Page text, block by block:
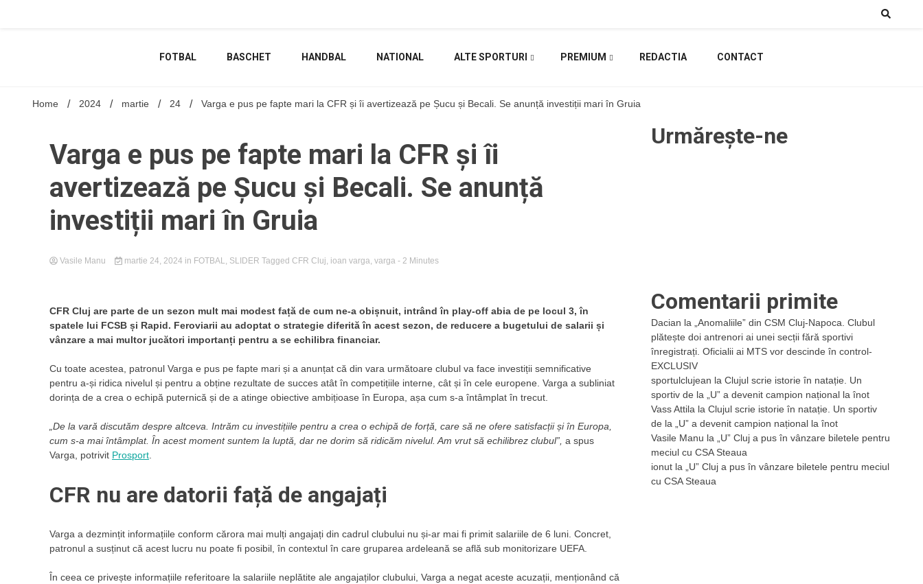
FOTBAL
BASCHET HANDBAL NATIONAL ALTE SPORTURI PREMIUM REDACTIA CONTACT
Home 2024 martie 24 Varga e pus pe fapte mari la CFR și îi avertizează pe Șucu și Becali. Se anunță investiții mari în Gruia
Varga e pus pe fapte mari la CFR și îi
avertizează pe Șucu și Becali. Se anunță
investiții mari în Gruia
Vasile Manu martie 24, 2024 in FOTBAL, SLIDER Tagged CFR Cluj, ioan varga, varga - 2 Minutes
CFR Cluj are parte de un sezon mult mai modest față de cum ne-a obișnuit, intrând în play-off abia de pe locul 3, în
spatele lui FCSB și Rapid. Feroviarii au adoptat o strategie diferită în acest sezon, de reducere a bugetului de salarii și
vânzare a mai multor jucători importanți pentru a se echilibra financiar.
Cu toate acestea, patronul Varga e pus pe fapte mari și a anunțat că din vara următoare clubul va face investiții semnificative
pentru a-și ridica nivelul și pentru a obține rezultate de succes atât în competițiile interne, cât și în cele europene. Varga a subliniat
dorința de a crea o echipă puternică și de a atinge obiective ambițioase în Europa, așa cum s-a întâmplat în trecut.
„De la vară discutăm despre altceva. Intrăm cu investițiile pentru a crea o echipă de forță, care să ne ofere satisfacții și în Europa,
cum s-a mai întâmplat. În acest moment suntem la luptă, dar ne dorim să ridicăm nivelul. Am vrut să echilibrez clubul”, a spus
Varga, potrivit Prosport
CFR nu are datorii față de angajați
Varga a dezmințit informațiile conform cărora mai mulți angajați din cadrul clubului nu și-ar mai fi primit salariile de 6 luni. Concret,
patronul a susținut că acest lucru nu poate fi posibil, în contextul în care gruparea ardeleană se află sub monitorizare UEFA.
În ceea ce privește informațiile referitoare la salariile neplătite ale angajaților clubului, Varga a negat aceste acuzații, menționând că
Urmărește-ne
Comentarii primite
Dacian la
„Anomaliile” din CSM Cluj-Napoca. Clubul
plătește doi antrenori ai unei secții fără sportivi
înregistrați. Oficialii ai MTS vor descinde în control-
EXCLUSIV
sportulclujean la Clujul scrie istorie în natație. Un
sportiv de la „U” a devenit campion național la înot
Vass Attila la Clujul scrie istorie în natație. Un sportiv
de la „U” a devenit campion național la înot
Vasile Manu la
„U” Cluj a pus în vânzare biletele pentru
meciul cu CSA Steaua
ionut la
„U” Cluj a pus în vânzare biletele pentru meciul
cu CSA Steaua